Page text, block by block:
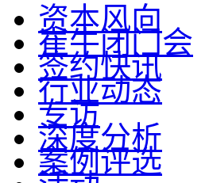
资本风向
崔牛闭门会
签约快讯
行业动态
专访
深度分析
案例评选